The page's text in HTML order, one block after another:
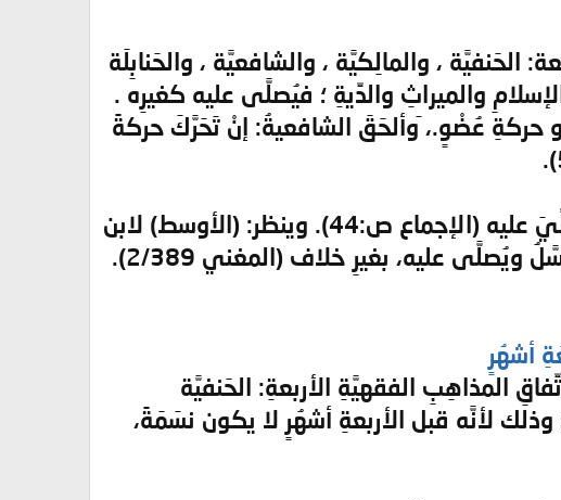
، والمالِكيَّة ، والشافعيَّة ، والحَنابِلَة
والميراثِ والدِّيةِ ؛ فيُصلَّى عليه كغيرِه .
حركةِ عُضْوٍ.، َوألحَقَ الشافعيةُ: إنْ تَحَرَّكَ حركةً
قال ابنُ المنذر: أجمَعوا على أنَّ الطِّفلَ إذا عُرِفَتْ حياتُه، واستهلَّ: صُلِّيَ عليه (الإجماع ص:44). وينظر: (الأوسط) لابن
أشهُرٍ
المذاهِبِ الفقهيَّةِ الأربعةِ: الحَنفيَّة
لأنَّه قبل الأربعةِ أشهُرٍ لا يكون نسَمَةً،